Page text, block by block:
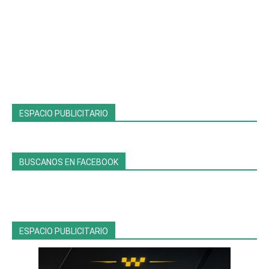
ESPACIO PUBLICITARIO
BUSCANOS EN FACEBOOK
ESPACIO PUBLICITARIO